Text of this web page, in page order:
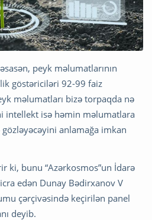
peyk məlumatlarının
göstəriciləri 92-99 faiz
məlumatları bizə torpaqda nə
intellekt isə həmin məlumatlara
anlamağa imkan
ki, bunu “Azərkosmos”un İdarə
edən Dunay Bədirxanov V
çərçivəsində keçirilən panel
deyib.